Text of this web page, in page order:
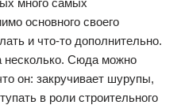
много самых
основного своего
и что-то дополнительно.
несколько. Сюда можно
он: закручивает шурупы,
в роли строительного